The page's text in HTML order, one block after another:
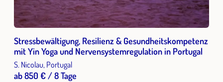
Stressbewältigung, Resilienz & Gesundheitskompetenz
mit Yin Yoga und Nervensystemregulation in Portugal
S. Nicolau, Portugal
ab 850 € / 8 Tage